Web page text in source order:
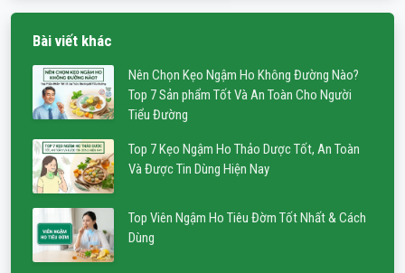
Bài viết khác
Nên Chọn Kẹo Ngậm Ho Không Đường Nào?
Top 7 Sản phẩm Tốt Và An Toàn Cho Người
Tiểu Đường
Top 7 Kẹo Ngậm Ho Thảo Dược Tốt, An Toàn
Và Được Tin Dùng Hiện Nay
Top Viên Ngậm Ho Tiêu Đờm Tốt Nhất & Cách
Dùng